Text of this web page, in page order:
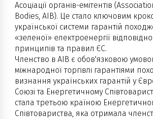
Асоціації органів-емітентів
Bodies, AIB). Це стало ключовим
української системи гарантій
«зеленої» електроенергії
принципів та правил ЄС.
Членство в AIB є обов'язковою
міжнародної торгівлі гарантіями
визнання українських гарантій у
Союзі та Енергетичному
стала третьою країною
Співтовариства, яка отримала